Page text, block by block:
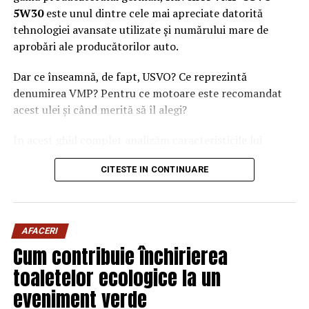
5W30este unul dintre cele mai apreciate datorită
tehnologiei avansate utilizate și numărului mare de
aprobări ale producătorilor auto.
Dar ce înseamnă, de fapt, USVO? Ce reprezintă
denumirea VMP? Pentru ce motoare este recomandat
acest ulei și când merită să îl alegi?
Ravenol VMP USVO 5W30 și explicăm de ce este
considerat unul dintre cele mai performante uleiuri de
Ravenol este un producător german de lubrifianți
fondat în anul 1946 și recunoscut la nivel internațional
pentru dezvoltarea deuleiuri de motor premium
Compania investește constant în cercetare și
CITESTE IN CONTINUARE
AFACERI
Cum contribuie închirierea
toaletelor ecologice la un
eveniment verde